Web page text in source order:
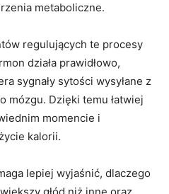
metaboliczne.
regulujących te procesy
działa prawidłowo,
sygnały sytości wysyłane z
mózgu. Dzięki temu łatwiej
momencie i
kalorii.
lepiej wyjaśnić, dlaczego